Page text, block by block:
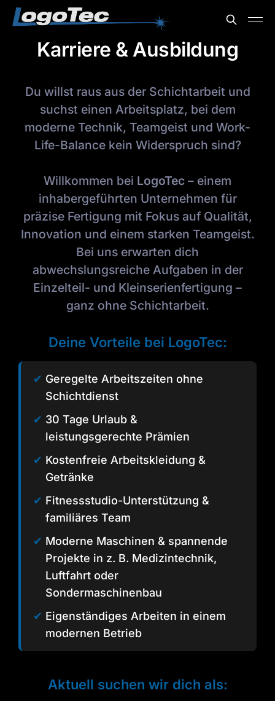
Karriere & Ausbildung
Du willst raus aus der Schichtarbeit und
suchst einen Arbeitsplatz, bei dem
moderne Technik, Teamgeist und Work-
Life-Balance kein Widerspruch sind?
Willkommen bei LogoTec – einem
inhabergeführten Unternehmen für
präzise Fertigung mit Fokus auf Qualität,
Innovation und einem starken Teamgeist.
Bei uns erwarten dich
abwechslungsreiche Aufgaben in der
Einzelteil- und Kleinserienfertigung –
ganz ohne Schichtarbeit.
Deine Vorteile bei LogoTec:
✔ Geregelte Arbeitszeiten ohne
Schichtdienst
✔ 30 Tage Urlaub &
leistungsgerechte Prämien
✔ Kostenfreie Arbeitskleidung &
Getränke
✔ Fitnessstudio-Unterstützung &
familiäres Team
✔ Moderne Maschinen & spannende
Projekte in z. B. Medizintechnik,
Luftfahrt oder
Sondermaschinenbau
✔ Eigenständiges Arbeiten in einem
modernen Betrieb
Aktuell suchen wir dich als: